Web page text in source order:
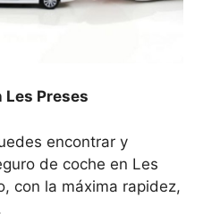
Les Preses
encontrar y
de coche en Les
con la máxima rapidez,